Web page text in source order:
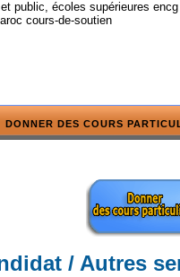
public, écoles supérieures
cours-de-soutien
DONNER DES COURS
/ Autres